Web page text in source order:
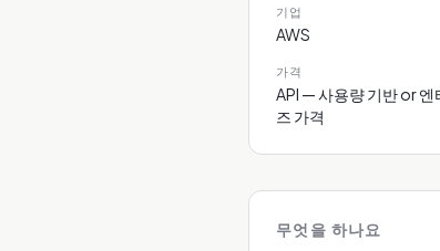
기업
AWS
가격
API — 사용량 기반 or 엔
즈 가격
무엇을 하나요